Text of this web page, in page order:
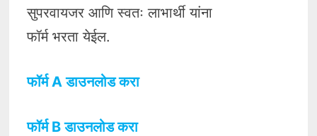
सुपरवायजर आणि स्वतः लाभार्थी यांना
फॉर्म भरता येईल.
फॉर्म A डाउनलोड करा
फॉर्म B डाउनलोड करा